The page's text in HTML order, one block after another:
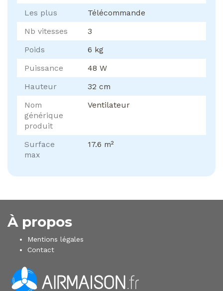
Les plus
Télécommande
Nb vitesses
3
Poids
6 kg
Puissance
48 W
Hauteur
32 cm
Nom
générique
produit
Ventilateur
Surface
max
17.6 m²
À propos
Mentions légales
Contact